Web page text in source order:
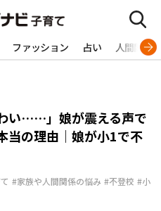
ファッション 占い 人間関係
い……」娘が震える声で
当の理由｜娘が小1で不
#家族や人間関係の悩み #不登校 #小